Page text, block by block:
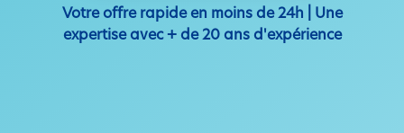
Votre offre rapide en moins de 24h | Une
expertise avec + de 20 ans d'expérience